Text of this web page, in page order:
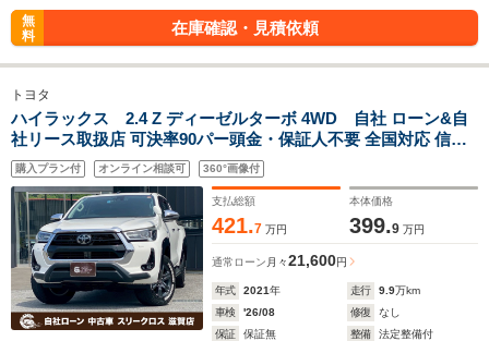
無
料
在庫確認・見積依頼
トヨタ
ハイラックス 2.4 Z ディーゼルターボ 4WD 自社 ローン&自
社リース取扱店 可決率90パー頭金・保証人不要 全国対応 信用
情報回復 新車自社 ローン 高 級車 自社 ローン(残価設定可) 自営
業OK 最大120回払い ローン 相 談 窓口 自社大型整備工場 仮審
査可
購入プラン付 オンライン相談可 360°画像付
支払総額
421.7 万円
本体価格
399.9 万円
通常ローン 月々21,600円
年式 2021年 走行 9.9万km
車検
'26/08 修復
なし
保証
保証無 整備
法定整備付